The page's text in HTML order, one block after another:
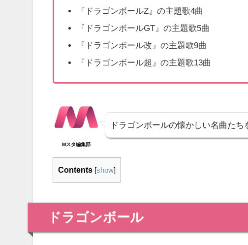
『ドラゴンボールZ』の主題歌4曲
『ドラゴンボールGT』の主題歌5曲
『ドラゴンボール改』の主題歌9曲
『ドラゴンボール超』の主題歌13曲
Mスタ編集部
ドラゴンボールの懐かしい名曲たち
Contents [show
ドラゴンボール